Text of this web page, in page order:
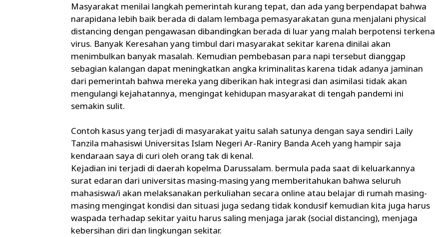
Masyarakat menilai langkah pemerintah kurang tepat, dan ada yang berpendapat bahwa
narapidana lebih baik berada di dalam lembaga pemasyarakatan guna menjalani physical
distancing dengan pengawasan dibandingkan berada di luar yang malah berpotensi terkena
virus. Banyak Keresahan yang timbul dari masyarakat sekitar karena dinilai akan
menimbulkan banyak masalah. Kemudian pembebasan para napi tersebut dianggap
sebagian kalangan dapat meningkatkan angka kriminalitas karena tidak adanya jaminan
dari pemerintah bahwa mereka yang diberikan hak integrasi dan asimilasi tidak akan
mengulangi kejahatannya, mengingat kehidupan masyarakat di tengah pandemi ini
semakin sulit.
Contoh kasus yang terjadi di masyarakat yaitu salah satunya dengan saya sendiri Laily
Tanzila mahasiswi Universitas Islam Negeri Ar-Raniry Banda Aceh yang hampir saja
kendaraan saya di curi oleh orang tak di kenal.
Kejadian ini terjadi di daerah kopelma Darussalam. bermula pada saat di keluarkannya
surat edaran dari universitas masing-masing yang memberitahukan bahwa seluruh
mahasiswa/i akan melaksanakan perkuliahan secara online atau belajar di rumah masing-
masing mengingat kondisi dan situasi juga sedang tidak kondusif kemudian kita juga harus
waspada terhadap sekitar yaitu harus saling menjaga jarak (social distancing), menjaga
kebersihan diri dan lingkungan sekitar.